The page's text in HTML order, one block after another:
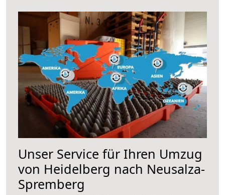
Unser Service für Ihren Umzug
von Heidelberg nach Neusalza-
Spremberg